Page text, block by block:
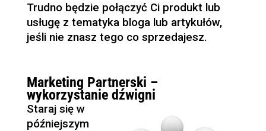
Trudno będzie połączyć Ci produkt lub
usługę z tematyka bloga lub artykułów,
jeśli nie znasz tego co sprzedajesz.
Marketing Partnerski –
wykorzystanie dźwigni
Staraj się w
późniejszym